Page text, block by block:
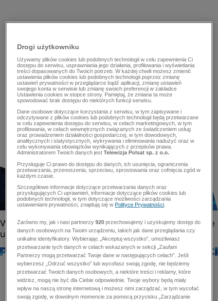
Drogi użytkowniku
Używamy plików cookies lub podobnych technologii w celu zapewnienia Ci
dostępu do serwisu, usprawniania jego działania, profilowania i wyświetlania
treści dopasowanych do Twoich potrzeb. W każdej chwili możesz zmienić
ustawienia plików cookies lub podobnych technologii poprzez zmianę
ustawień prywatności w przeglądarce bądź aplikacji, zmianę ustawień
swojego konta w serwisie lub zmianę swoich preferencji w zakładce
Ustawienia cookies w stopce strony. Pamiętaj, że zmiana ta może
spowodować brak dostępu do niektórych funkcji serwisu.
Dane osobowe dotyczące korzystania z serwisu, w tym zapisywane i
odczytywane z plików cookies lub podobnych technologii będą przetwarzane
w celu zapewnienia dostępu do serwisu, w celach marketingowych, w tym
profilowania, w celach wewnętrznych związanych ze świadczeniem usług
oraz prowadzeniem działalności gospodarczej, w tym dowodowych,
analitycznych i statystycznych, wykrywania i eliminowania nadużyć oraz w
celu wykonywania obowiązków wynikających z przepisów prawa.
Administratorem Twoich danych jestTelewizja Polsat sp. z o.o.
Przysługuje Ci prawo do dostępu do danych, ich usunięcia, ograniczenia
przetwarzania, przenoszenia, sprzeciwu, sprostowania oraz cofnięcia zgód w
każdym czasie.
Szczegółowe informacje dotyczące przetwarzania danych oraz
przysługujących Ci uprawnień, informacje dotyczące plików cookies lub
podobnych technologii, w tym dotyczące możliwości zarządzania
ustawieniami prywatności, znajdują się wPolityce Prywatności
Zarówno my, jak i nasi partnerzy920 przechowujemy i uzyskujemy dostęp do
danych osobowych na Twoim urządzeniu, takich jak dane przeglądania czy
unikalne identyfikatory. Wybierając „Akceptuj wszystko”, umożliwiasz
przetwarzanie tych danych w celach wskazanych w sekcji „Zaufani
Partnerzy mogą przetwarzać Twoje dane w następujących celach”. Jeśli
wybierzesz „Odrzuć wszystko” lub wycofasz swoją zgodę, nie będziemy
przetwarzać Twoich danych osobowych, a niektóre treści i reklamy, które
widzisz, mogą nie być dla Ciebie odpowiednie. Twoje wybory będą miały
wpływ na naszą stronę internetową i możesz nimi zarządzać, w tym wycofać
swoją zgodę, w dowolnym momencie za pomocą przycisku „Zarządzanie